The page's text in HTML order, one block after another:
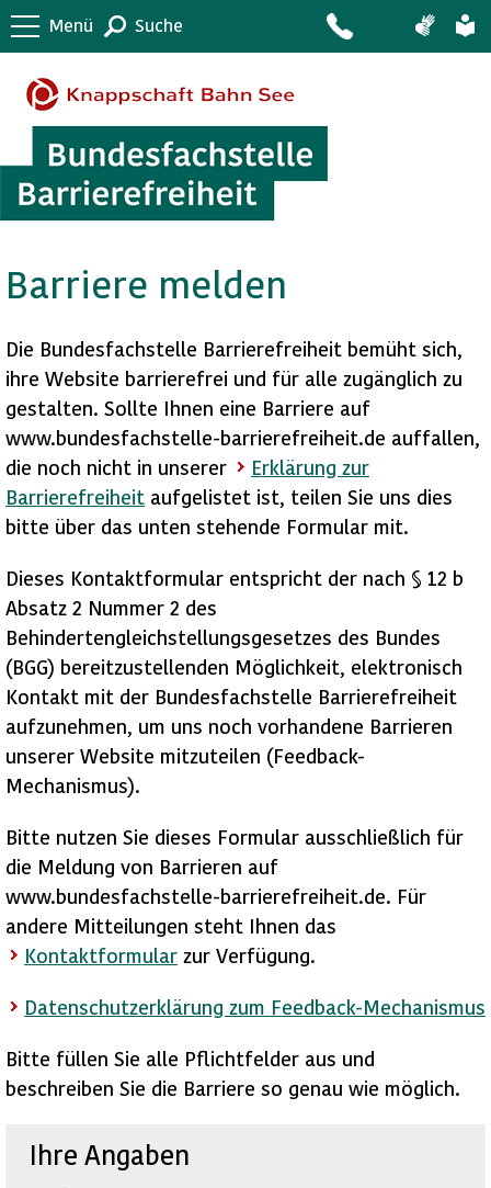
Menü Suche
Barriere melden
Die Bundesfachstelle Barrierefreiheit bemüht sich,
ihre Website barrierefrei und für alle zugänglich zu
gestalten. Sollte Ihnen eine Barriere auf
www.bundesfachstelle-barrierefreiheit.de auffallen,
die noch nicht in unserer
Erklärung zur
Barrierefreiheit aufgelistet ist, teilen Sie uns dies
bitte über das unten stehende Formular mit.
Dieses Kontaktformular entspricht der nach § 12 b
Absatz 2 Nummer 2 des
Behindertengleichstellungsgesetzes des Bundes
(BGG) bereitzustellenden Möglichkeit, elektronisch
Kontakt mit der Bundesfachstelle Barrierefreiheit
aufzunehmen, um uns noch vorhandene Barrieren
unserer Website mitzuteilen (Feedback-
Mechanismus).
Bitte nutzen Sie dieses Formular ausschließlich für
die Meldung von Barrieren auf
www.bundesfachstelle-barrierefreiheit.de. Für
andere Mitteilungen steht Ihnen das
Kontaktformular zur Verfügung.
Datenschutzerklärung zum Feedback-Mechanismus
Bitte füllen Sie alle Pflichtfelder aus und
beschreiben Sie die Barriere so genau wie möglich.
Ihre Angaben